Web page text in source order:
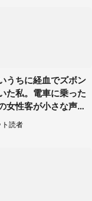
うちに経血でズボン
た私。電車に乗った
女性客が小さな声で
10代女性）
読者